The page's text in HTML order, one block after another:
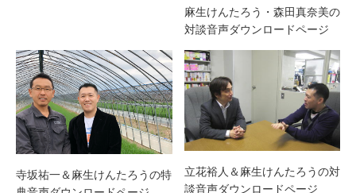
麻生けんたろう・森田真奈美の
対談音声ダウンロードページ
寺坂祐一＆麻生けんたろうの特
立花裕人＆麻生けんたろうの対
談音声ダウンロードページ